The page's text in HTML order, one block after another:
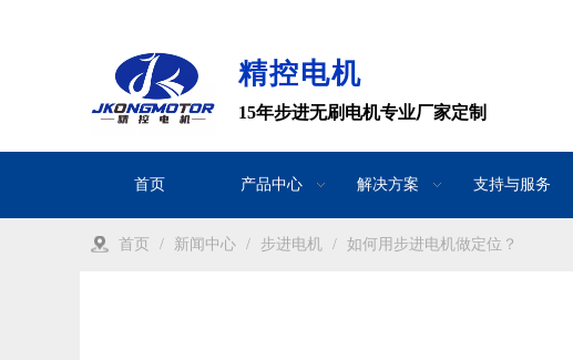
精控电机
15年步进无刷电机专业厂家定制
首页 产品中心 解决方案 支持与服务
首页 / 新闻中心 / 步进电机 / 如何用步进电机做定位？